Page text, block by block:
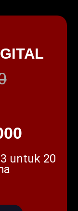
untuk 20